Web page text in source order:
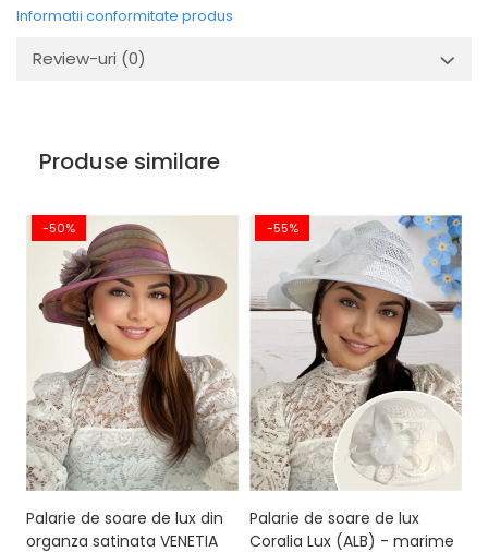
Informatii conformitate produs
Review-uri (0)
Produse similare
-50%
Palarie de soare de lux din
organza satinata VENETIA
-55%
Palarie de soare de lux
Coralia Lux (ALB) - marime